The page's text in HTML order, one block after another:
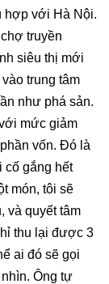
hợp với Hà Nội.
truyền
siêu thị mới
trung tâm
như phá sản.
mức giảm
vốn. Đó là
cố gắng hết
món, tôi sẽ
và quyết tâm
thu lại được 3
ai đó sẽ gọi
Ông tự